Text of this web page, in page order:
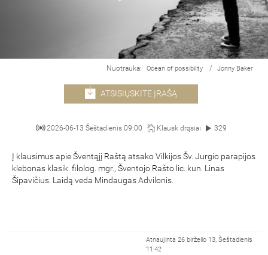
Nuotrauka: Ocean of possibility / Jonny Baker
ATSISIŲSKITE ĮRAŠĄ
2026-06-13 Šeštadienis 09:00 Klausk drąsiai 329
Į klausimus apie Šventąjį Raštą atsako Vilkijos Šv. Jurgio parapijos
klebonas klasik. filolog. mgr., Šventojo Rašto lic. kun. Linas
Šipavičius. Laidą veda Mindaugas Advilonis.
Atnaujinta 26 birželio 13, Šeštadienis
11:42